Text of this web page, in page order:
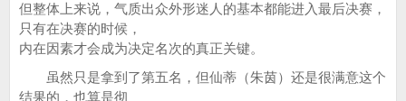
但整体上来说，气质出众外形迷人的基本都能进入最后决赛，
只有在决赛的时候，
内在因素才会成为决定名次的真正关键。
虽然只是拿到了第五名，但仙蒂（朱茵）还是很满意这个
结果的，也算是彻